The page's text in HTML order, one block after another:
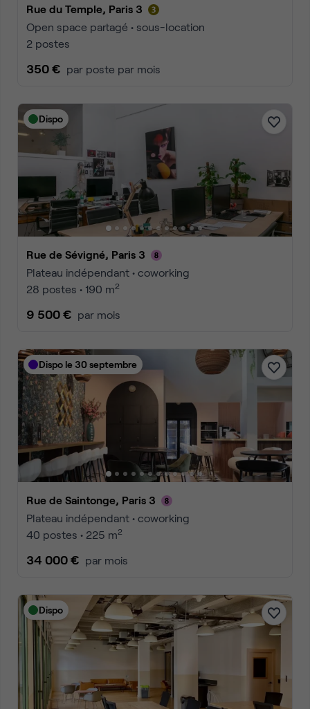
Rue du Temple, Paris 3
Open space partagé • sous-location
2 postes
350 € par poste par mois
Dispo
Rue de Sévigné, Paris 3
Plateau indépendant • coworking
28 postes • 190 m2
9 500 € par mois
Dispo le 30 septembre
Rue de Saintonge, Paris 3
Plateau indépendant • coworking
40 postes • 225 m2
34 000 € par mois
Dispo